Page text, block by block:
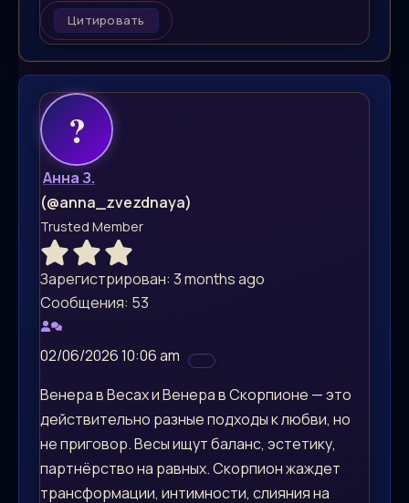
Цитировать
Анна З.
(@anna_zvezdnaya)
Trusted Member
Зарегистрирован: 3 months ago
Сообщения: 53
02/06/2026 10:06 am
Венера в Весах и Венера в Скорпионе — это
действительно разные подходы к любви, но
не приговор. Весы ищут баланс, эстетику,
партнёрство на равных. Скорпион жаждет
трансформации, интимности, слияния на